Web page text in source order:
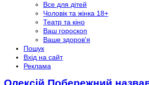
Все для дітей
Чоловік та жінка 18+
Театр та кіно
Ваш гороскоп
Ваше здоров'я
Пошук
Вхід на сайт
Реклама